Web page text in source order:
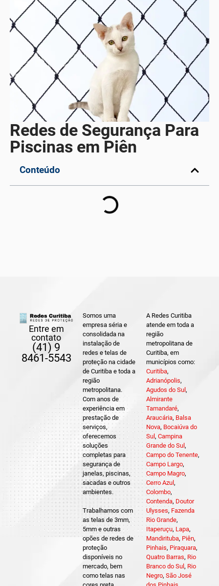
Redes de Segurança Para
Piscinas em Piên
Conteúdo
Entre em
contato
(41) 9
8461-5543
Somos uma
empresa séria e
consolidada na
instalação de
redes e telas de
proteção na cidade
de Curitiba e toda a
região
metropolitana.
Com anos de
experiência em
prestação de
serviços,
oferecemos
soluções
completas para
segurança de
janelas, piscinas,
sacadas e outros
ambientes.
Trabalhamos com
as telas de 3mm,
5mm e outras
opões de redes de
proteção
disponíveis no
mercado, bem
como telas nas
A Redes Curitiba
atende em toda a
região
metropolitana de
Curitiba, em
municípios como:
Curitiba,
Adrianópolis,
Agudos do Sul ,
Almirante
Tamandaré,
Araucária, Balsa
Nova, Bocaiúva do
Sul , Campina
Grande do Sul ,
Campo do Tenente,
Campo Largo,
Campo Magro,
Cerro Azul ,
Colombo,
Contenda, Doutor
Ulysses, Fazenda
Rio Grande,
Itaperuçu, Lapa,
Mandirituba, Piên,
Pinhais, Piraquara,
Quatro Barras, Rio
Branco do Sul , Rio
Negro, São José